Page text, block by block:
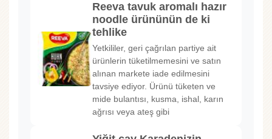
Reeva tavuk aromalı hazır
noodle ürününün de ki
tehlike
Yetkililer, geri çağrılan partiye ait
ürünlerin tüketilmemesini ve satın
alınan markete iade edilmesini
tavsiye ediyor. Ürünü tüketen ve
mide bulantısı, kusma, ishal, karın
ağrısı veya ateş gibi